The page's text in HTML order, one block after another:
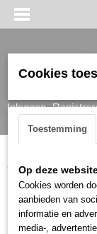
Inloggen
Home > >
3350
Cookies
Toestemming
Op deze
Cookies worden
aanbieden van
informatie en
media-,